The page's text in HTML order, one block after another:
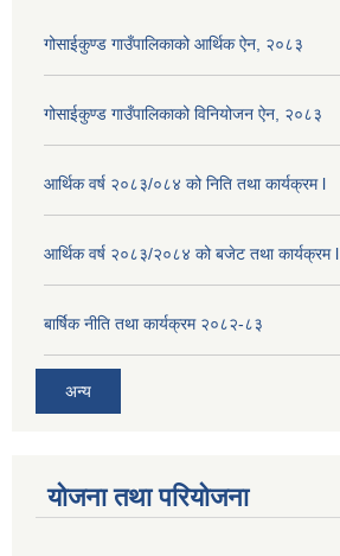
गोसाईकुण्ड गाउँपालिकाको आर्थिक ऐन, २०८३
गोसाईकुण्ड गाउँपालिकाको विनियोजन ऐन, २०८३
आर्थिक वर्ष २०८३/०८४ को निति तथा कार्यक्रम l
आर्थिक वर्ष २०८३/२०८४ को बजेट तथा कार्यक्रम l
बार्षिक नीति तथा कार्यक्रम २०८२-८३
अन्य
योजना तथा परियोजना